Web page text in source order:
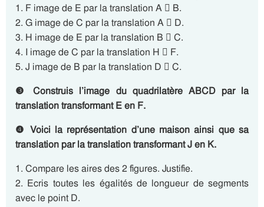
1. F image de E par la translation A  B.
2. G image de C par la translation A  D.
3. H image de E par la translation B  C.
4. I image de C par la translation H  F.
5. J image de B par la translation D  C.
❸ Construis l’image du quadrilatère ABCD par la
translation transformant E en F.
❹ Voici la représentation d’une maison ainsi que sa
translation par la translation transformant J en K.
1. Compare les aires des 2 figures. Justifie.
2. Ecris toutes les égalités de longueur de segments
avec le point D.